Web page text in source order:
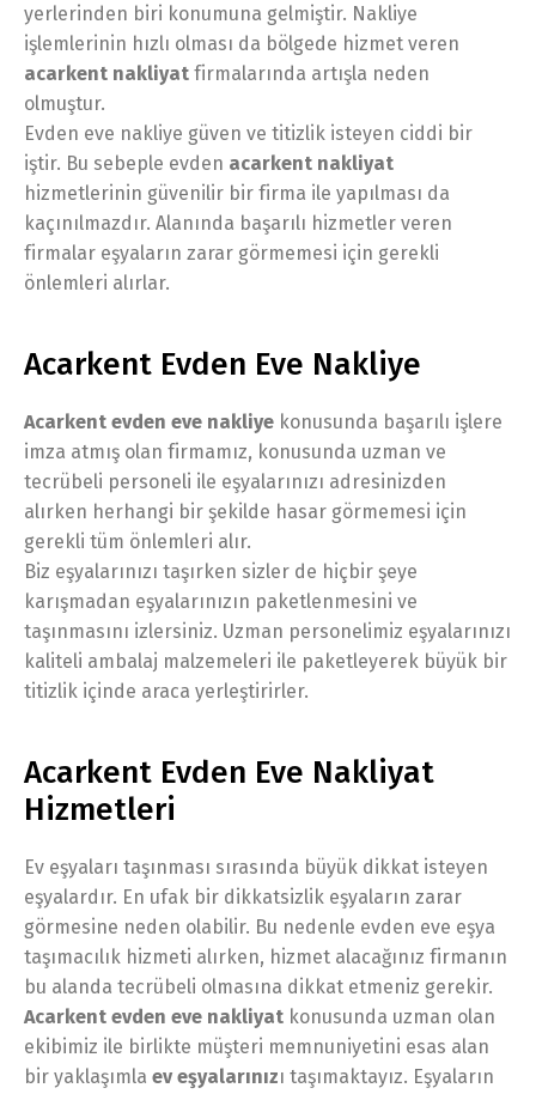
yerlerinden biri konumuna gelmiştir. Nakliye
işlemlerinin hızlı olması da bölgede hizmet veren
acarkent nakliyat firmalarında artışla neden
olmuştur.
Evden eve nakliye güven ve titizlik isteyen ciddi bir
iştir. Bu sebeple evden acarkent nakliyat
hizmetlerinin güvenilir bir firma ile yapılması da
kaçınılmazdır. Alanında başarılı hizmetler veren
firmalar eşyaların zarar görmemesi için gerekli
önlemleri alırlar.
Acarkent Evden Eve Nakliye
Acarkent evden eve nakliye konusunda başarılı işlere
imza atmış olan firmamız, konusunda uzman ve
tecrübeli personeli ile eşyalarınızı adresinizden
alırken herhangi bir şekilde hasar görmemesi için
gerekli tüm önlemleri alır.
Biz eşyalarınızı taşırken sizler de hiçbir şeye
karışmadan eşyalarınızın paketlenmesini ve
taşınmasını izlersiniz. Uzman personelimiz eşyalarınızı
kaliteli ambalaj malzemeleri ile paketleyerek büyük bir
titizlik içinde araca yerleştirirler.
Acarkent Evden Eve Nakliyat
Hizmetleri
Ev eşyaları taşınması sırasında büyük dikkat isteyen
eşyalardır. En ufak bir dikkatsizlik eşyaların zarar
görmesine neden olabilir. Bu nedenle evden eve eşya
taşımacılık hizmeti alırken, hizmet alacağınız firmanın
bu alanda tecrübeli olmasına dikkat etmeniz gerekir.
Acarkent evden eve nakliyat konusunda uzman olan
ekibimiz ile birlikte müşteri memnuniyetini esas alan
bir yaklaşımla ev eşyalarınızı taşımaktayız. Eşyaların